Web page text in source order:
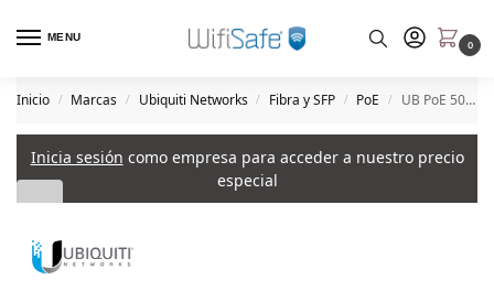
MENU
0
Inicio / Marcas / Ubiquiti Networks / Fibra y SFP / PoE / UB PoE 50V-60W de Ubiquiti
Inicia sesión como empresa para acceder a nuestro precio
especial